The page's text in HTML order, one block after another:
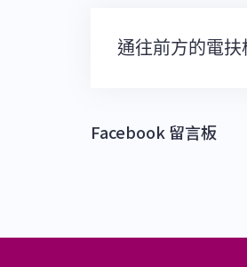
文
覽
通往前方的電扶
Facebook 留言板